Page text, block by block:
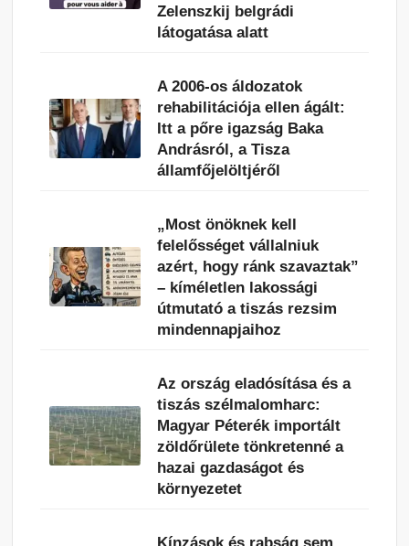
Zelenszkij belgrádi
látogatása alatt
A 2006-os áldozatok
rehabilitációja ellen ágált:
Itt a pőre igazság Baka
Andrásról, a Tisza
államfőjelöltjéről
„Most önöknek kell
felelősséget vállalniuk
azért, hogy ránk szavaztak”
– kíméletlen lakossági
útmutató a tiszás rezsim
mindennapjaihoz
Az ország eladósítása és a
tiszás szélmalomharc:
Magyar Péterék importált
zöldőrülete tönkretenné a
hazai gazdaságot és
környezetet
Kínzások és rabság sem